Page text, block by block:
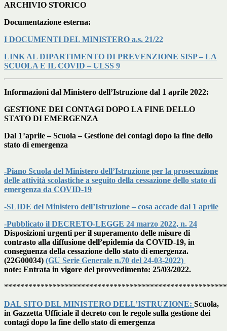
ARCHIVIO STORICO
Documentazione esterna:
I DOCUMENTI DEL MINISTERO a.s. 21/22
LINK AL DIPARTIMENTO DI PREVENZIONE SISP – LA
SCUOLA E IL COVID – ULSS 9
Informazioni dal Ministero dell’Istruzione dal 1 aprile 2022:
GESTIONE DEI CONTAGI DOPO LA FINE DELLO
STATO DI EMERGENZA
Dal 1°aprile – Scuola – Gestione dei contagi dopo la fine dello
stato di emergenza
-Piano Scuola del Ministero dell’Istruzione per la prosecuzione
delle attività scolastiche a seguito della cessazione dello stato di
emergenza da COVID-19
-SLIDE del Ministero dell’Istruzione – cosa accade dal 1 aprile
-Pubblicato il DECRETO-LEGGE 24 marzo 2022, n. 24
Disposizioni urgenti per il superamento delle misure di
contrasto alla diffusione dell’epidemia da COVID-19, in
conseguenza della cessazione dello stato di emergenza.
(22G00034) (GU Serie Generale n.70 del 24-03-2022)
note: Entrata in vigore del provvedimento: 25/03/2022.
DAL SITO DEL MINISTERO DELL’ISTRUZIONE: Scuola,
in Gazzetta Ufficiale il decreto con le regole sulla gestione dei
contagi dopo la fine dello stato di emergenza